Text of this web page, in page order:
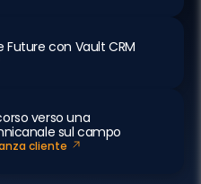
Future con Vault CRM
verso una
sul campo
cliente